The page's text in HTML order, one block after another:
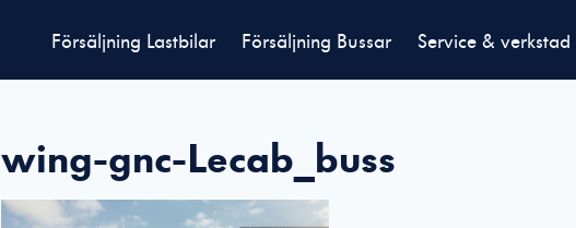
Försäljning Lastbilar Försäljning Bussar Service & verkstad
wing-gnc-Lecab_buss